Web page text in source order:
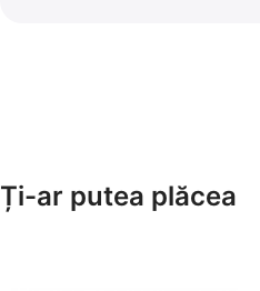
Ți-ar putea plăcea